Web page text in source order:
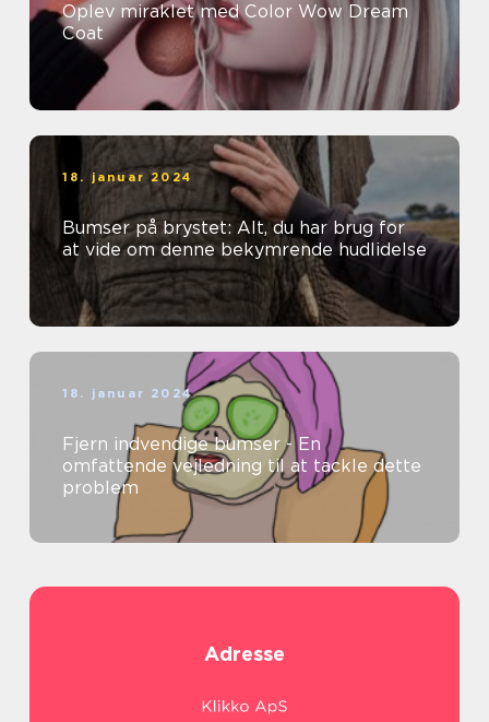
Oplev miraklet med Color Wow Dream
Coat
18. januar 2024
Bumser på brystet: Alt, du har brug for
at vide om denne bekymrende hudlidelse
18. januar 2024
Fjern indvendige bumser - En
omfattende vejledning til at tackle dette
problem
Adresse